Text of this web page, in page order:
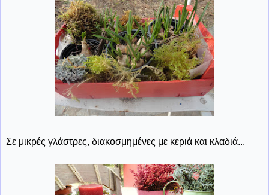
Σε μικρές γλάστρες, διακοσμημένες με κεριά και κλαδιά...